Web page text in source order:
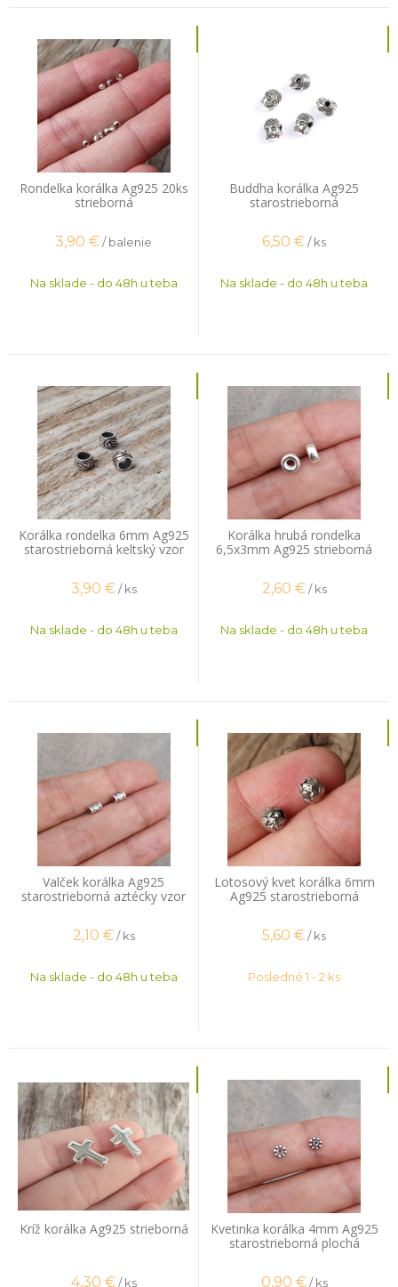
Rondelka korálka Ag925 20ks
strieborná
3,90 €/ balenie
Na sklade - do 48h u teba
Buddha korálka Ag925
starostrieborná
6,50 €/ ks
Na sklade - do 48h u teba
Korálka rondelka 6mm Ag925
starostrieborná keltský vzor
3,90 € / ks
Na sklade - do 48h u teba
Korálka hrubá rondelka
6,5x3mm Ag925 strieborná
2,60 € / ks
Na sklade - do 48h u teba
Valček korálka Ag925
starostrieborná aztécky vzor
2,10 € / ks
Na sklade - do 48h u teba
Lotosový kvet korálka 6mm
Ag925 starostrieborná
5,60 €/ ks
Posledné 1 - 2 ks
Kríž korálka Ag925 strieborná
4,30 € / ks
Kvetinka korálka 4mm Ag925
starostrieborná plochá
0,90 € / ks